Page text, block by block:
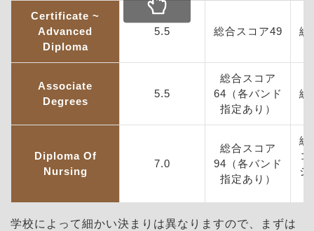
Certificate ~
Advanced
Diploma
5.5 総合スコア49 総
Associate
Degrees
5.5
総合スコア
64 （各バンド
指定あり）
総
Diploma Of
Nursing
7.0
総合スコア
94 （各バンド
指定あり）
総
シ
学校によって細かい決まりは異なりますので、まずは